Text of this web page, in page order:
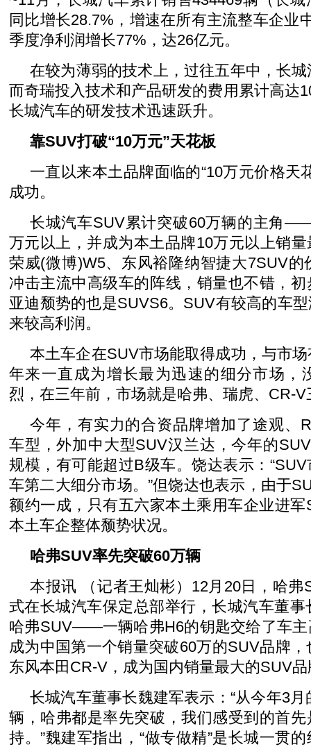
同比增长28.7%，增速在所有主流整车企业
季度净利润增长77%，达26亿元。
在较为薄弱的技术上，过往五年中，长
而奇瑞投入技术和产品研发的费用累计高达
长城汽车的研发技术迅速跃升。
靠SUV打破“10万元”天花板
一直以来本土品牌面临的“10万元价格天
成功。
长城汽车SUV累计突破60万辆的主角
万元以上，并成为本土品牌10万元以上销
荣威(微博)W5、东风裕隆纳智捷大7SUV的
冲击主流中高级车的阵线，销量也不错，
亚迪颓势的也是SUVS6。SUV有较高的车
来较高利润。
本土车企在SUV市场能取得成功，与市
年来一直成为增长最为迅速的细分市场，
烈，在三年前，市场就是哈弗、瑞虎、CR-
今年，有实力的合资品牌增加了途观、
车型，外加中大型SUV汉兰达，今年的
规模，有可能超过B级车。饶达表示：
车第二大细分市场。”但饶达也表示，由于
额约一成，只有五六家本土乘用车企业进
本土车企整体颓势状况。
哈弗SUV率先突破60万辆
本报讯 （记者王灿彬）12月20日，哈弗
式在长城汽车保定总部举行，长城汽车董
哈弗SUV――一辆哈弗H6的钥匙交给了车主
成为中国第一个销量突破60万的SUV品牌
东风本田CR-V，成为国内销量最大的SUV
长城汽车董事长魏建军表示：“从今年3
辆，哈弗都是率先突破，我们感受到的首
持。”魏建军指出，“做专做精”是长城一贯